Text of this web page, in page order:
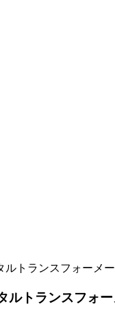
ルトランスフォーメ
ルトランスフォ